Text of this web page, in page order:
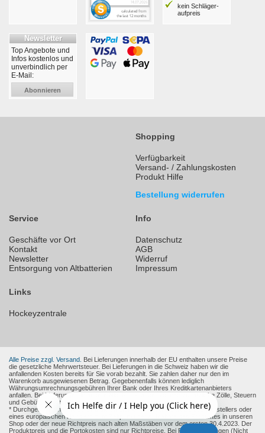
kein Schläger­
aufpreis
Newsletter
Top Angebote und
Infos kostenlos und
unverbindlich per
E-Mail:
Abonnieren
Shopping
Verfügbarkeit
Versand- / Zahlungskosten
Produkt Hilfe
Bestellung widerrufen
Service
Geschäfte vor Ort
Kontakt
Newsletter
Entsorgung von Altbatterien
Info
Datenschutz
AGB
Widerruf
Impressum
Links
Hockeyzentrale
Alle Preise zzgl. Versand. Bei Lieferungen innerhalb der EU enthalten unsere Preise
die gesetzliche Mehrwertsteuer. Bei Lieferungen in die Schweiz haben wir die
anfallenden Kosten bereits für Sie vorab bezahlt. Sie zahlen daher nur den im
Warenkorb ausgewiesenen Betrag. Gegebenenfalls können lediglich
Währungsumrechnungsgebühren Ihrer Bank oder Ihres Kreditkartenanbieters
anfallen. Bei Lieferungen in andere Nicht-EU-Länder können zusätzliche Zölle, Steuern
und Gebühren entstehen.
* Durchgestrichene Preise sind die empfohlenen Verkaufspreise des Herstellers oder
eines europäischen Händlers zum Zeitpunkt der Aufnahme des Produktes in unseren
Shop oder der neue Richtpreis nach alten Maßstäben vor dem ersten 30.4.2023. Der
Produktpreis und die Portokosten sind nur Richtpreise. Bei Fremdwährungen (Nicht